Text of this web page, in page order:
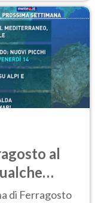
al
di Ferragosto